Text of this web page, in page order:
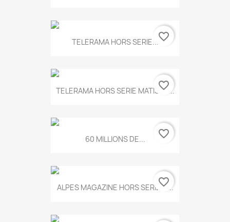
TELERAMA HORS SERIE...favorite_border
TELERAMA HORS SERIE MATISSE...
favorite_border
60 MILLIONS DE... favorite_border
ALPES MAGAZINE HORS SERIE N...
favorite_border